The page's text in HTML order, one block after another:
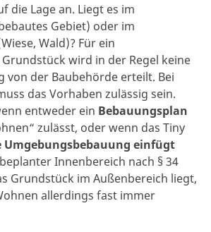
die Lage an. Liegt es im
Gebiet) oder im
Wald)? Für ein
wird in der Regel keine
von der Baubehörde erteilt. Bei
das Vorhaben zulässig sein.
entweder ein Bebauungsplan
zulässt, oder wenn das Tiny
Umgebungsbebauung einfügt
Innenbereich nach § 34
Grundstück im Außenbereich liegt,
allerdings fast immer